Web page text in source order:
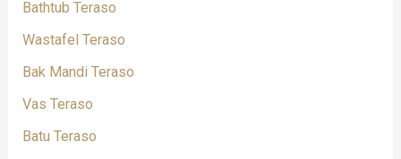
Bathtub Teraso
Wastafel Teraso
Bak Mandi Teraso
Vas Teraso
Batu Teraso